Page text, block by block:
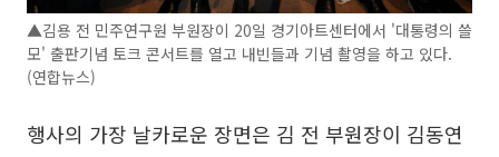
▲김용 전 민주연구원 부원장이 20일 경기아트센터에서 '대통령의 쓸
모' 출판기념 토크 콘서트를 열고 내빈들과 기념 촬영을 하고 있다.
(연합뉴스)
행사의 가장 날카로운 장면은 김 전 부원장이 김동연